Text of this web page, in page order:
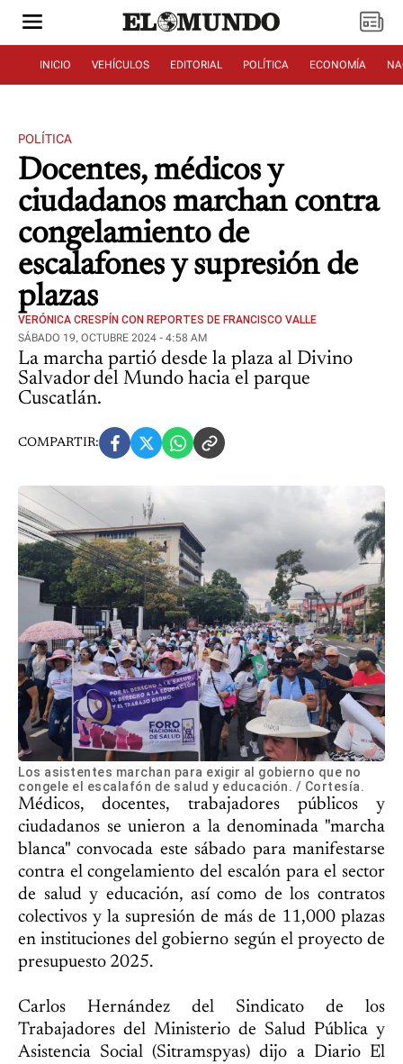
INICIO VEHÍCULOS EDITORIAL POLÍTICA ECONOMÍA
POLÍTICA
Docentes, médicos y
ciudadanos marchan contra
congelamiento de
escalafones y supresión de
plazas
VERÓNICA CRESPÍN CON REPORTES DE FRANCISCO VALLE
SÁBADO 19, OCTUBRE 2024 - 4:58 AM
La marcha partió desde la plaza al Divino
Salvador del Mundo hacia el parque
Cuscatlán.
COMPARTIR:
Los asistentes marchan para exigir al gobierno que no
congele el escalafón de salud y educación. / Cortesía.
Médicos, docentes, trabajadores públicos y
ciudadanos se unieron a la denominada "marcha
blanca" convocada este sábado para manifestarse
contra el congelamiento del escalón para el sector
de salud y educación, así como de los contratos
colectivos y la supresión de más de 11,000 plazas
en instituciones del gobierno según el proyecto de
presupuesto 2025.
Carlos Hernández del Sindicato de los
Trabajadores del Ministerio de Salud Pública y
Asistencia Social (Sitramspyas) dijo a Diario El